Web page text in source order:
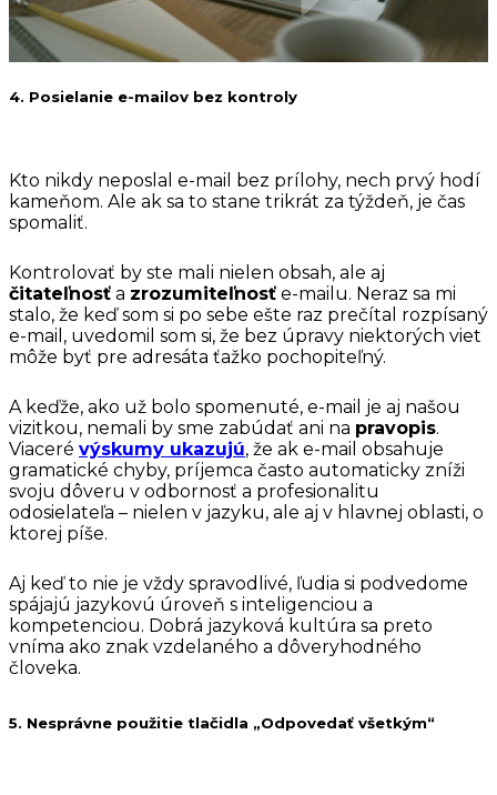
4. Posielanie e-mailov bez kontroly
Kto nikdy neposlal e-mail bez prílohy, nech prvý hodí
kameňom. Ale ak sa to stane trikrát za týždeň, je čas
spomaliť.
Kontrolovať by ste mali nielen obsah, ale aj
čitateľnosť a zrozumiteľnosť e-mailu. Neraz sa mi
stalo, že keď som si po sebe ešte raz prečítal rozpísaný
e-mail, uvedomil som si, že bez úpravy niektorých viet
môže byť pre adresáta ťažko pochopiteľný.
A keďže, ako už bolo spomenuté, e-mail je aj našou
vizitkou, nemali by sme zabúdať ani na pravopis.
Viaceré výskumy ukazujú, že ak e-mail obsahuje
gramatické chyby, príjemca často automaticky zníži
svoju dôveru v odbornosť a profesionalitu
odosielateľa – nielen v jazyku, ale aj v hlavnej oblasti, o
ktorej píše.
Aj keď to nie je vždy spravodlivé, ľudia si podvedome
spájajú jazykovú úroveň s inteligenciou a
kompetenciou. Dobrá jazyková kultúra sa preto
vníma ako znak vzdelaného a dôveryhodného
človeka.
5. Nesprávne použitie tlačidla „Odpovedať všetkým“